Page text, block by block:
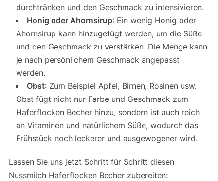
durchtränken und den Geschmack zu intensivieren.
Honig oder Ahornsirup: Ein wenig Honig oder
Ahornsirup kann hinzugefügt werden, um die Süße
und den Geschmack zu verstärken. Die Menge kann
je nach persönlichem Geschmack angepasst
werden.
Obst: Zum Beispiel Äpfel, Birnen, Rosinen usw.
Obst fügt nicht nur Farbe und Geschmack zum
Haferflocken Becher hinzu, sondern ist auch reich
an Vitaminen und natürlichem Süße, wodurch das
Frühstück noch leckerer und ausgewogener wird.
Lassen Sie uns jetzt Schritt für Schritt diesen
Nussmilch Haferflocken Becher zubereiten: